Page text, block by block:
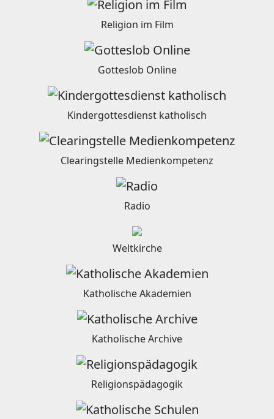
Religion im Film
Gotteslob Online
Kindergottesdienst katholisch
Clearingstelle Medienkompetenz
Radio
Weltkirche
Katholische Akademien
Katholische Archive
Religionspädagogik